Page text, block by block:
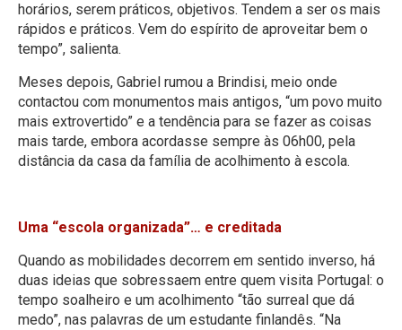
horários, serem práticos, objetivos. Tendem a ser os mais
rápidos e práticos. Vem do espírito de aproveitar bem o
tempo”, salienta.
Meses depois, Gabriel rumou a Brindisi, meio onde
contactou com monumentos mais antigos, “um povo muito
mais extrovertido” e a tendência para se fazer as coisas
mais tarde, embora acordasse sempre às 06h00, pela
distância da casa da família de acolhimento à escola.
Uma “escola organizada”… e creditada
Quando as mobilidades decorrem em sentido inverso, há
duas ideias que sobressaem entre quem visita Portugal: o
tempo soalheiro e um acolhimento “tão surreal que dá
medo”, nas palavras de um estudante finlandês. “Na